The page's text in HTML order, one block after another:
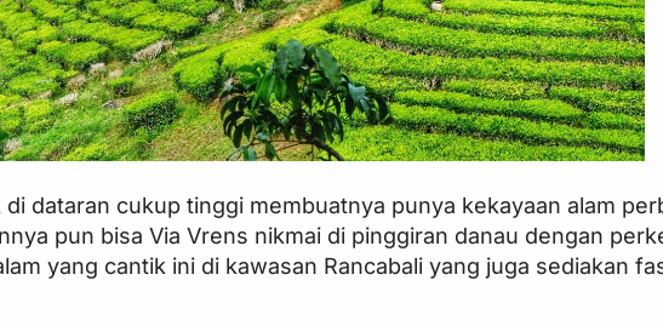
dataran cukup tinggi membuatnya punya kekayaan alam
pun bisa Via Vrens nikmai di pinggiran danau dengan
yang cantik ini di kawasan Rancabali yang juga sediakan